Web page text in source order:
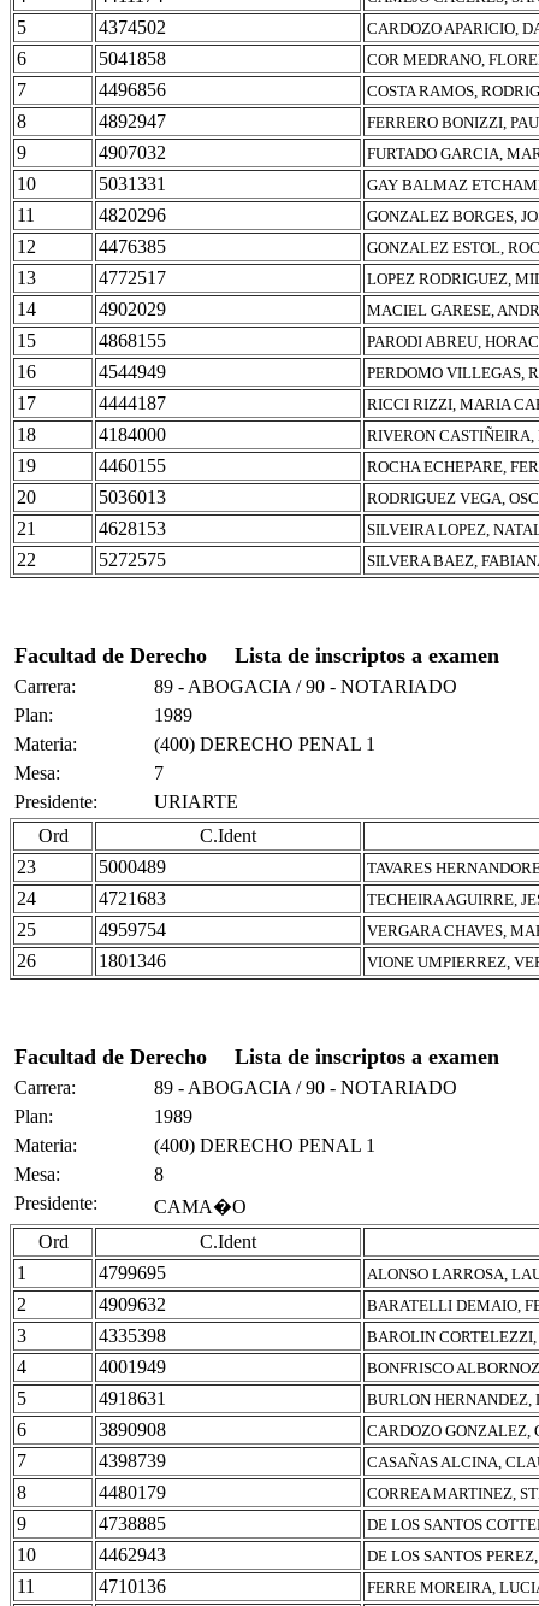
5 4374502 CARDOZO APARICIO,
6 5041858 COR MEDRANO,
7 4496856 COSTA RAMOS,
8 4892947 FERRERO BONIZZI,
9 4907032 FURTADO GARCIA,
10 5031331 GAY BALMAZ
11 4820296 GONZALEZ BORGES,
12 4476385 GONZALEZ ESTOL,
13 4772517 LOPEZ RODRIGUEZ,
14 4902029 MACIEL GARESE,
15 4868155 PARODI ABREU,
16 4544949 PERDOMO VILLEGAS,
17 4444187 RICCI RIZZI, MARIA
18 4184000 RIVERON
19 4460155 ROCHA ECHEPARE,
20 5036013 RODRIGUEZ VEGA,
21 4628153 SILVEIRA LOPEZ,
22 5272575 SILVERA BAEZ,
Facultad de Derecho Lista de inscriptos a examen
Carrera:
89 - ABOGACIA / 90 - NOTARIADO
Plan:
1989
Materia:
(400) DERECHO PENAL 1
Mesa:
7
Presidente:
URIARTE
Ord
C.Ident
23
5000489 TAVARES
24 4721683 TECHEIRA AGUIRRE,
25 4959754 VERGARA CHAVES,
26 1801346 VIONE UMPIERREZ,
Facultad de Derecho Lista de inscriptos a examen
Carrera:
89 - ABOGACIA / 90 - NOTARIADO
Plan:
1989
Materia:
(400) DERECHO PENAL 1
Mesa:
8
Presidente:
CAMA�O
Ord
C.Ident
1
4799695 ALONSO LARROSA,
2 4909632 BARATELLI DEMAIO,
3 4335398 BAROLIN CORTELEZZI,
4 4001949 BONFRISCO
5 4918631 BURLON HERNANDEZ,
6 3890908 CARDOZO GONZALEZ,
7 4398739 CASAÑAS ALCINA,
8 4480179 CORREA MARTINEZ,
9 4738885 DE LOS SANTOS
10 4462943 DE LOS SANTOS
11 4710136 FERRE MOREIRA,